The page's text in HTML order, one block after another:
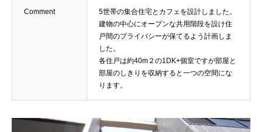
Comment
5世帯の集合住宅とカフェを設計しました。
建物の中心にオープンな共用階段を設け住
戸間のプライバシーが保てるよう計画しま
した。
各住戸は約40m２の1DK+個室ですが部屋と
部屋のしきりを収納すると一つの空間にな
ります。